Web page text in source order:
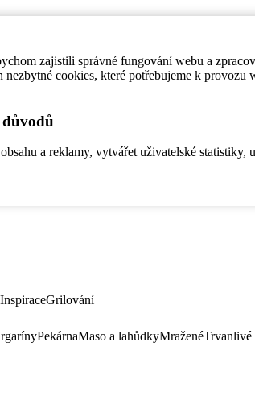
zajistili správné fungování webu a
cookies, které potřebujeme k
a reklamy, vytvářet uživatelské
InspiraceGrilování
PekárnaMaso a lahůdkyMraženéTrvanlivé